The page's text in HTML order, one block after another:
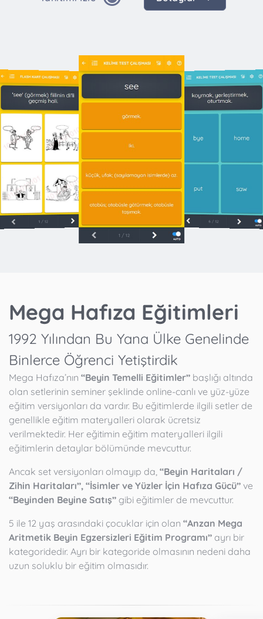
Mega Hafıza Eğitimleri
1992 Yılından Bu Yana Ülke Genelinde
Binlerce Öğrenci Yetiştirdik
Mega Hafıza’nın “Beyin Temelli Eğitimler” başlığı altında
olan setlerinin seminer şeklinde online-canlı ve yüz-yüze
eğitim versiyonları da vardır. Bu eğitimlerde ilgili setler de
genellikle eğitim materyalleri olarak ücretsiz
verilmektedir. Her eğitimin eğitim materyalleri ilgili
eğitimlerin detaylar bölümünde mevcuttur.
Ancak set versiyonları olmayıp da, “Beyin Haritaları /
Zihin Haritaları”, “İsimler ve Yüzler İçin Hafıza Gücü” ve
“Beyinden Beyine Satış” gibi eğitimler de mevcuttur.
5 ile 12 yaş arasındaki çocuklar için olan “Anzan Mega
Aritmetik Beyin Egzersizleri Eğitim Programı” ayrı bir
kategoridedir. Ayrı bir kategoride olmasının nedeni daha
uzun soluklu bir eğitim olmasıdır.